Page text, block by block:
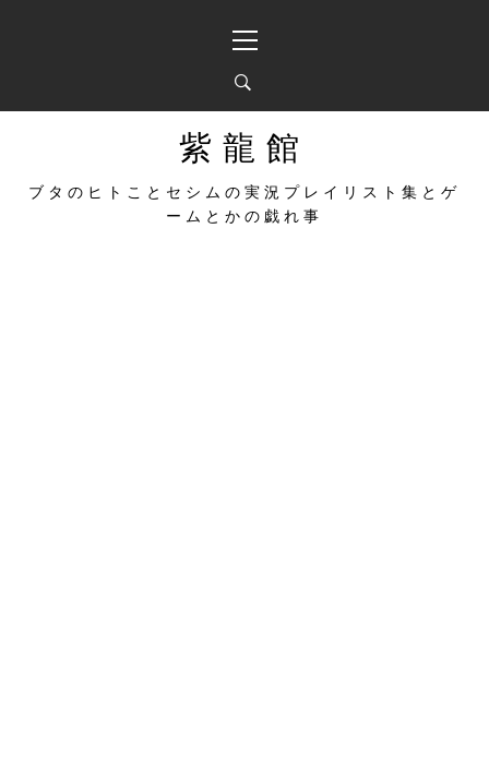
イ
メ
ー
紫龍館
ブタのヒトことセシムの実況プレイリスト集とゲ
ームとかの戯れ事